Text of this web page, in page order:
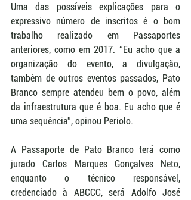
Uma das possíveis explicações para o
expressivo número de inscritos é o bom
trabalho realizado em Passaportes
anteriores, como em 2017. “Eu acho que a
organização do evento, a divulgação,
também de outros eventos passados, Pato
Branco sempre atendeu bem o povo, além
da infraestrutura que é boa. Eu acho que é
uma sequência”, opinou Periolo.
A Passaporte de Pato Branco terá como
jurado Carlos Marques Gonçalves Neto,
enquanto o técnico responsável,
credenciado à ABCCC, será Adolfo José